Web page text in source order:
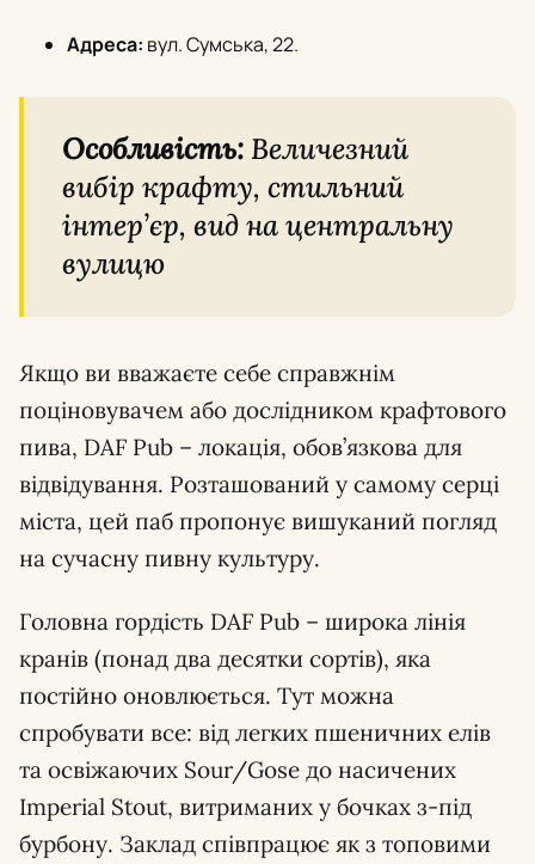
Адреса: вул. Сумська, 22.
Особливість: Величезний
вибір крафту, стильний
інтер’єр, вид на центральну
вулицю
Якщо ви вважаєте себе справжнім
поціновувачем або дослідником крафтового
пива, DAF Pub – локація, обов’язкова для
відвідування. Розташований у самому серці
міста, цей паб пропонує вишуканий погляд
на сучасну пивну культуру.
Головна гордість DAF Pub – широка лінія
кранів (понад два десятки сортів), яка
постійно оновлюється. Тут можна
спробувати все: від легких пшеничних елів
та освіжаючих Sour/Gose до насичених
Imperial Stout, витриманих у бочках з-під
бурбону. Заклад співпрацює як з топовими